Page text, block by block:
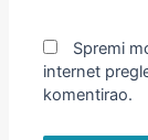
Spremi
internet
komentirao.